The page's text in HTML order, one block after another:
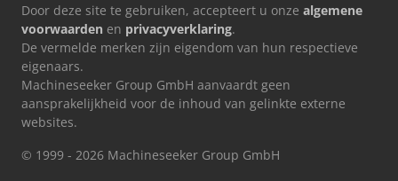
Door deze site te gebruiken, accepteert u onze algemene
voorwaarden en privacyverklaring.
De vermelde merken zijn eigendom van hun respectieve
eigenaars.
Machineseeker Group GmbH aanvaardt geen
aansprakelijkheid voor de inhoud van gelinkte externe
websites.
© 1999 - 2026 Machineseeker Group GmbH